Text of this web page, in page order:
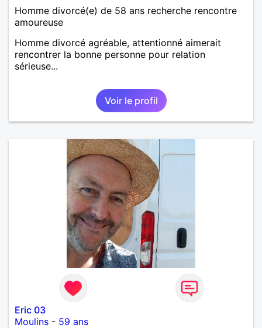
Homme divorcé(e) de 58 ans recherche rencontre
amoureuse
Homme divorcé agréable, attentionné aimerait
rencontrer la bonne personne pour relation
sérieuse...
Voir le profil
Eric 03
Moulins - 59 ans